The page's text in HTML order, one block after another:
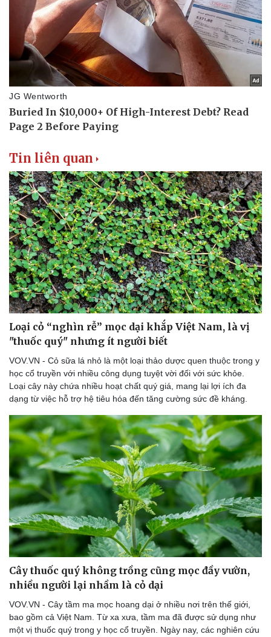
Văn hóa
Sân khấu - Điện ảnh
Văn học
Âm nhạc
Giải trí
Thời trang
Du lịch
Tư vấn
Săn Tour
check-in
Podcast
Câu chuyện thời sự
Đọc truyện đêm khuya
Cửa sổ tình yêu
Kể chuyện cho bé
Hạt giống tâm hồn
Tin liên quan
Loại cỏ “nghìn rễ” mọc dại khắp Việt Nam, là vị
"thuốc quý" nhưng ít người biết
VOV.VN - Cỏ sữa lá nhỏ là một loại thảo dược quen thuộc trong y
học cổ truyền với nhiều công dụng tuyệt vời đối với sức khỏe.
Loại cây này chứa nhiều hoạt chất quý giá, mang lại lợi ích đa
dạng từ việc hỗ trợ hệ tiêu hóa đến tăng cường sức đề kháng.
Cây thuốc quý không trồng cũng mọc đầy vườn,
nhiều người lại nhầm là cỏ dại
VOV.VN - Cây tầm ma mọc hoang dại ở nhiều nơi trên thế giới,
bao gồm cả Việt Nam. Từ xa xưa, tầm ma đã được sử dụng như
một vị thuốc quý trong y học cổ truyền. Ngày nay, các nghiên cứu